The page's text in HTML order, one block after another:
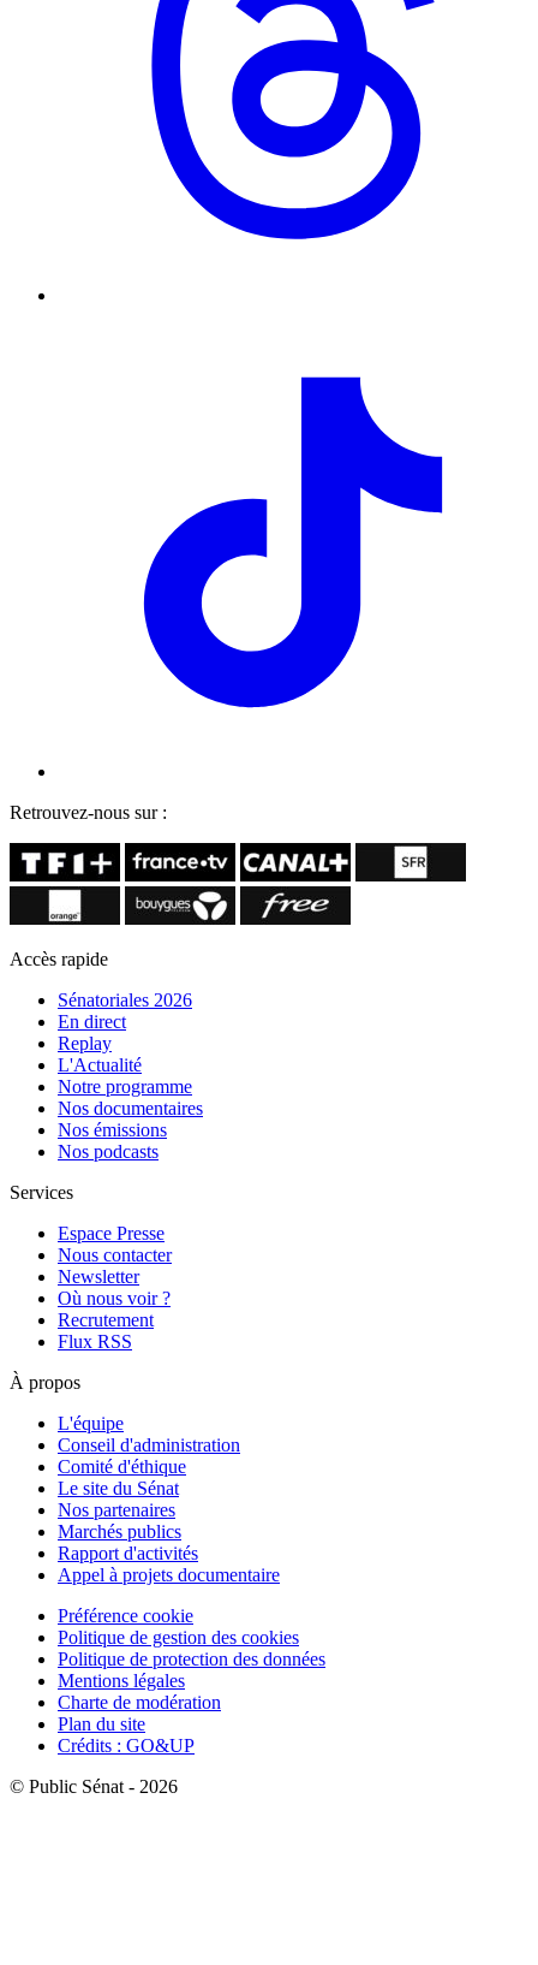
Retrouvez-nous sur :
Accès rapide
Sénatoriales 2026
En direct
Replay
L'Actualité
Notre programme
Nos documentaires
Nos émissions
Nos podcasts
Services
Espace Presse
Nous contacter
Newsletter
Où nous voir ?
Recrutement
Flux RSS
À propos
L'équipe
Conseil d'administration
Comité d'éthique
Le site du Sénat
Nos partenaires
Marchés publics
Rapport d'activités
Appel à projets documentaire
Préférence cookie
Politique de gestion des cookies
Politique de protection des données
Mentions légales
Charte de modération
Plan du site
Crédits : GO&UP
© Public Sénat - 2026